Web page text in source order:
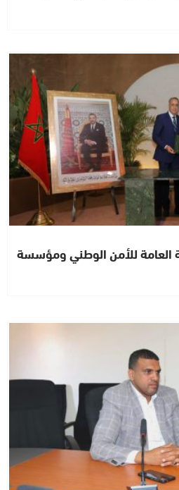
العامة للأمن الوطني ومؤسسة